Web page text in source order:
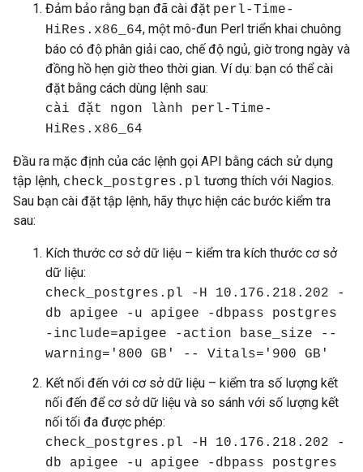
Đảm bảo rằng bạn đã cài đặt perl-Time-
HiRes.x86_64, một mô-đun Perl triển khai chuông
báo có độ phân giải cao, chế độ ngủ, giờ trong ngày và
đồng hồ hẹn giờ theo thời gian. Ví dụ: bạn có thể cài
đặt bằng cách dùng lệnh sau:
cài đặt ngon lành perl-Time-
HiRes.x86_64
Đầu ra mặc định của các lệnh gọi API bằng cách sử dụng
tập lệnh, check_postgres.pl tương thích với Nagios.
Sau bạn cài đặt tập lệnh, hãy thực hiện các bước kiểm tra
sau:
Kích thước cơ sở dữ liệu – kiểm tra kích thước cơ sở
dữ liệu:
check_postgres.pl -H 10.176.218.202 -
db apigee -u apigee -dbpass postgres
-include=apigee -action base_size --
warning='800 GB' -- Vitals='900 GB'
Kết nối đến với cơ sở dữ liệu – kiểm tra số lượng kết
nối đến để cơ sở dữ liệu và so sánh với số lượng kết
nối tối đa được phép:
check_postgres.pl -H 10.176.218.202 -
db apigee -u apigee -dbpass postgres